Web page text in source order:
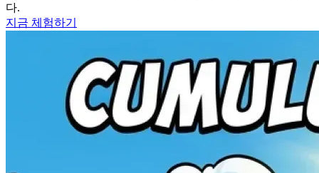
다.
지금 체험하기